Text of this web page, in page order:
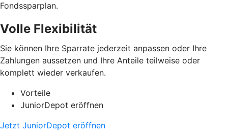
Fondssparplan.
Volle Flexibilität
Sie können Ihre Sparrate jederzeit anpassen oder Ihre
Zahlungen aussetzen und Ihre Anteile teilweise oder
komplett wieder verkaufen.
Vorteile
JuniorDepot eröffnen
Jetzt JuniorDepot eröffnen